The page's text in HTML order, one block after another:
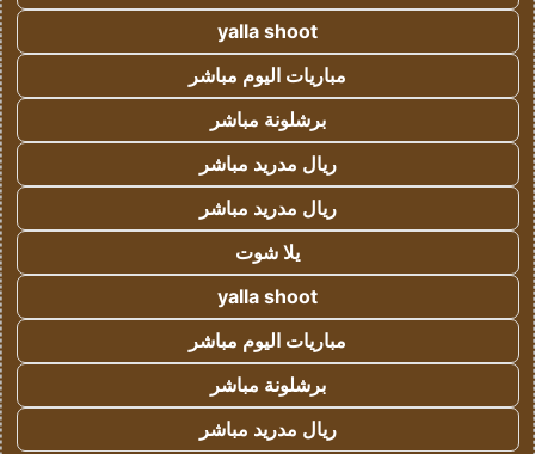
yalla shoot
مباريات اليوم مباشر
برشلونة مباشر
ريال مدريد مباشر
ريال مدريد مباشر
يلا شوت
yalla shoot
مباريات اليوم مباشر
برشلونة مباشر
ريال مدريد مباشر